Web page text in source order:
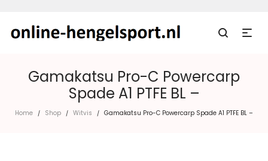
Gamakatsu Pro-C Powercarp
Spade A1 PTFE BL –
Home / Shop / Witvis / Gamakatsu Pro-C Powercarp Spade A1 PTFE BL –